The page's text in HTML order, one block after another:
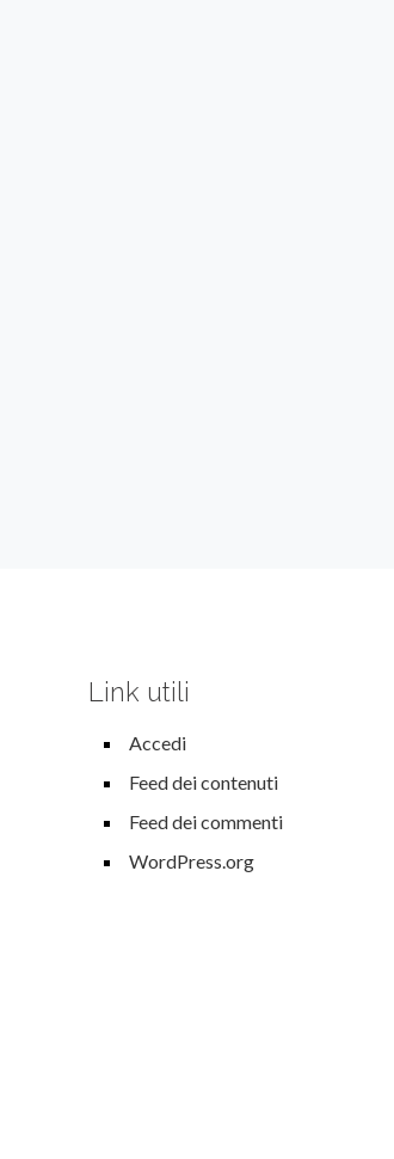
Link utili
Accedi
Feed dei contenuti
Feed dei commenti
WordPress.org